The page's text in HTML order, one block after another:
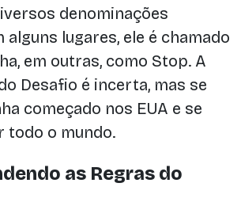
denominações
alguns lugares, ele é chamado
em outras, como Stop. A
Desafio é incerta, mas se
começado nos EUA e se
todo o mundo.
as Regras do